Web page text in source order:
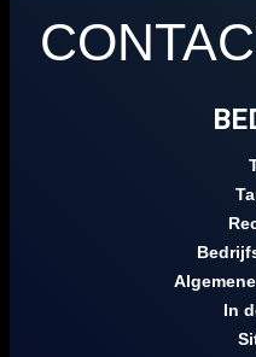
In